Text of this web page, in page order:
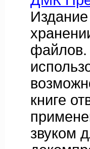
файлов.
книге
звуком